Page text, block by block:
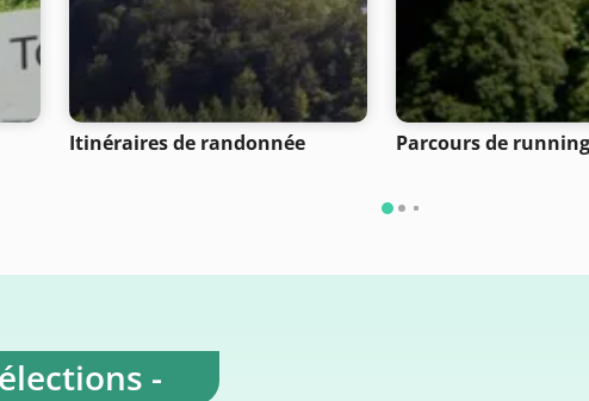
Itinéraires de randonnée Parcours de running
-